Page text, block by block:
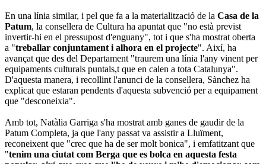
En una línia similar, i pel que fa a la materialització de la Casa de la
Patum, la consellera de Cultura ha apuntat que "no està previst
invertir-hi en el pressupost d'enguany", tot i que s'ha mostrat oberta
a "treballar conjuntament i alhora en el projecte". Així, ha
avançat que des del Departament "traurem una línia l'any vinent per
equipaments culturals puntals,t que en calen a tota Catalunya".
D'aquesta manera, i recollint l'anunci de la consellera, Sànchez ha
explicat que estaran pendents d'aquesta subvenció per a equipament
que "desconeixia".
Amb tot, Natàlia Garriga s'ha mostrat amb ganes de gaudir de la
Patum Completa, ja que l'any passat va assistir a Lluïment,
reconeixent que "crec que ha de ser molt bonica", i emfatitzant que
"tenim una ciutat com Berga que es bolca en aquesta festa